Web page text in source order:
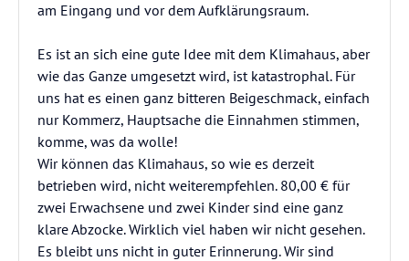
am Eingang und vor dem Aufklärungsraum.
Es ist an sich eine gute Idee mit dem Klimahaus, aber
wie das Ganze umgesetzt wird, ist katastrophal. Für
uns hat es einen ganz bitteren Beigeschmack, einfach
nur Kommerz, Hauptsache die Einnahmen stimmen,
komme, was da wolle!
Wir können das Klimahaus, so wie es derzeit
betrieben wird, nicht weiterempfehlen. 80,00 € für
zwei Erwachsene und zwei Kinder sind eine ganz
klare Abzocke. Wirklich viel haben wir nicht gesehen.
Es bleibt uns nicht in guter Erinnerung. Wir sind